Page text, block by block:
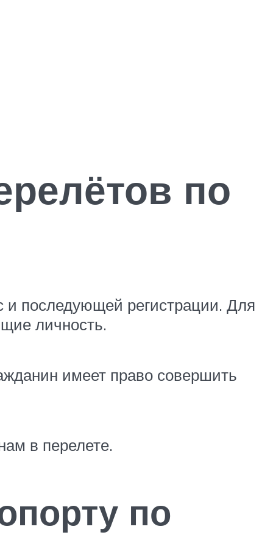
по
и последующей регистрации. Для
личность.
имеет право совершить
в перелете.
по